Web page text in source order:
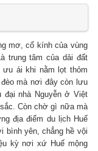
mơ, cổ kính của vùng
trung tâm của dải đất
ưu ái khi nằm lọt thỏm
mà nơi đây còn lưu
nhà Nguyễn ở Việt
Còn chờ gì nữa mà
địa điểm du lịch Huế
bình yên, chẳng hề vội
kỳ nơi xứ Huế mộng